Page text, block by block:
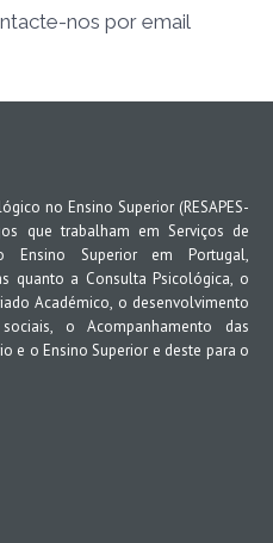
nos por email
no Ensino Superior (RESAPES-
que trabalham em Serviços de
Ensino Superior em Portugal,
quanto a Consulta Psicológica, o
Académico, o desenvolvimento
o Acompanhamento das
e o Ensino Superior e deste para o